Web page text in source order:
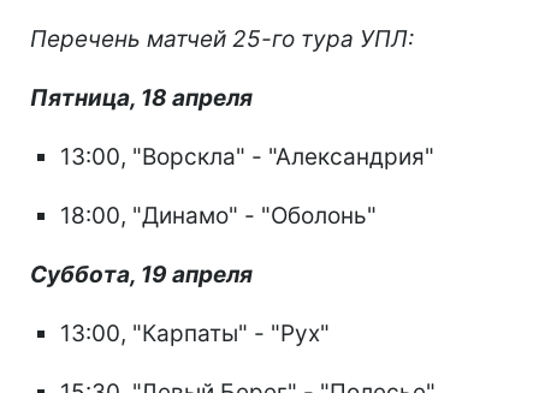
Перечень матчей 25-го тура УПЛ:
Пятница, 18 апреля
13:00, "Ворскла" - "Александрия"
18:00, "Динамо" - "Оболонь"
Суббота, 19 апреля
13:00, "Карпаты" - "Рух"